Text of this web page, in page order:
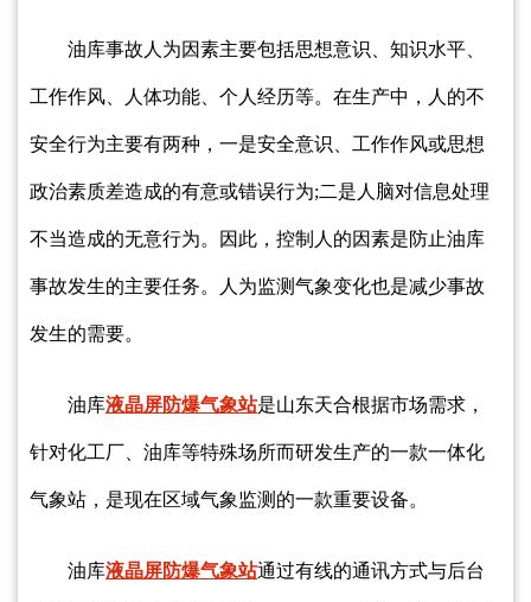
油库事故人为因素主要包括思想意识、知识水平、
工作作风、人体功能、个人经历等。在生产中，人的不
安全行为主要有两种，一是安全意识、工作作风或思想
政治素质差造成的有意或错误行为;二是人脑对信息处理
不当造成的无意行为。因此，控制人的因素是防止油库
事故发生的主要任务。人为监测气象变化也是减少事故
发生的需要。
油库液晶屏防爆气象站是山东天合根据市场需求，
针对化工厂、油库等特殊场所而研发生产的一款一体化
气象站，是现在区域气象监测的一款重要设备。
油库液晶屏防爆气象站通过有线的通讯方式与后台